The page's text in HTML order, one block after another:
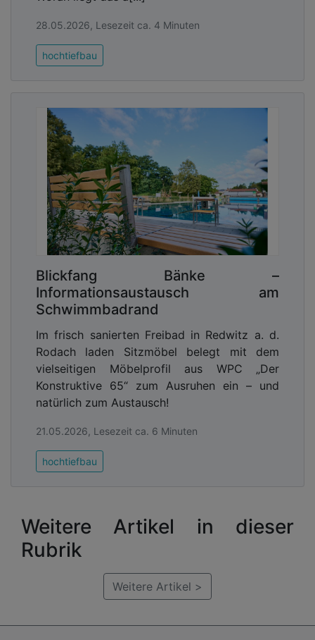
28.05.2026, Lesezeit ca. 4 Minuten
hochtiefbau
Blickfang Bänke –
Informationsaustausch am
Schwimmbadrand
Im frisch sanierten Freibad in Redwitz a. d.
Rodach laden Sitzmöbel belegt mit dem
vielseitigen Möbelprofil aus WPC „Der
Konstruktive 65“ zum Ausruhen ein – und
natürlich zum Austausch!
21.05.2026, Lesezeit ca. 6 Minuten
hochtiefbau
Weitere Artikel in dieser
Rubrik
Weitere Artikel >